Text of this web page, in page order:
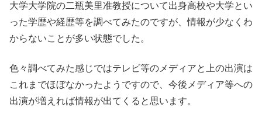
大学大学院の二瓶美里准教授について出身高校や大学とい
った学歴や経歴等を調べてみたのですが、情報が少なくわ
からないことが多い状態でした。
色々調べてみた感じではテレビ等のメディアと上の出演は
これまでほぼなかったようですので、今後メディア等への
出演が増えれば情報が出てくると思います。